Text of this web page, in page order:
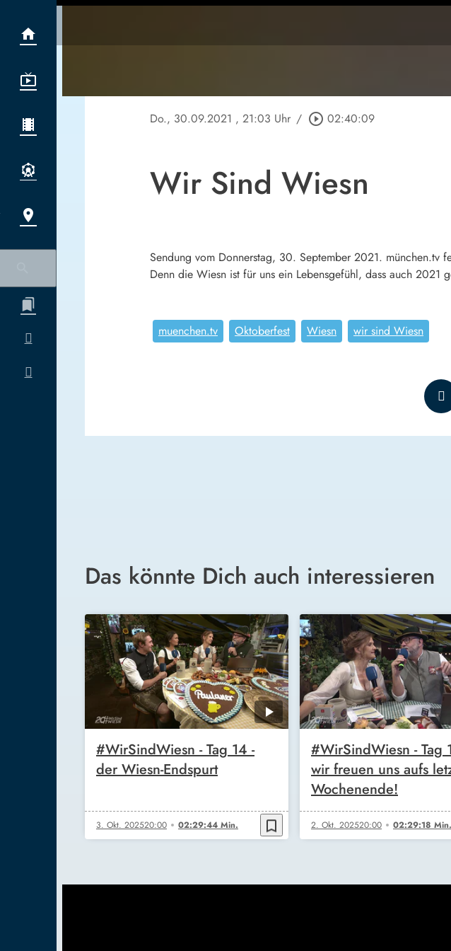
Do., 30.09.2021 , 21:03 Uhr / play_circle_outline 02:40:09
Wir Sind Wiesn
Sendung vom Donnerstag, 30. September 2021. münchen.tv
Denn die Wiesn ist für uns ein Lebensgefühl, dass auch 2021
muenchen.tv Oktoberfest Wiesn wir sind Wiesn
Das könnte Dich auch interessieren
#WirSindWiesn - Tag 14 -
der Wiesn-Endspurt
3. Okt. 202520:00 02:29:44 Min. bookmark_border
#WirSindWiesn - Tag
wir freuen uns aufs
Wochenende!
2. Okt. 202520:00 02:29:18 Min.